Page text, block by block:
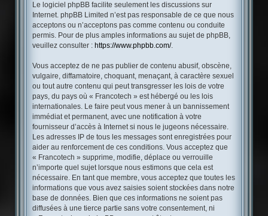
Le logiciel phpBB facilite seulement les discussions sur
Internet. phpBB Limited n’est pas responsable de ce que nous
acceptons ou n’acceptons pas comme contenu ou conduite
permis. Pour de plus amples informations au sujet de phpBB,
veuillez consulter : https://www.phpbb.com/.
Vous acceptez de ne pas publier de contenu abusif, obscène,
vulgaire, diffamatoire, choquant, menaçant, à caractère sexuel
ou tout autre contenu qui peut transgresser les lois de votre
pays, du pays où « Francotech » est hébergé ou les lois
internationales. Le faire peut vous mener à un bannissement
immédiat et permanent, avec une notification à votre
fournisseur d’accès à Internet si nous le jugeons nécessaire.
Les adresses IP de tous les messages sont enregistrées pour
aider au renforcement de ces conditions. Vous acceptez que
« Francotech » supprime, modifie, déplace ou verrouille
n’importe quel sujet lorsque nous estimons que cela est
nécessaire. En tant que membre, vous acceptez que toutes les
informations que vous avez saisies soient stockées dans notre
base de données. Bien que ces informations ne soient pas
diffusées à une tierce partie sans votre consentement, ni